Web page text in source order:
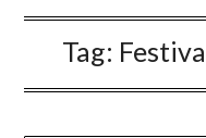
Tag: